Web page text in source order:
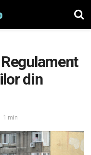
din
1 min